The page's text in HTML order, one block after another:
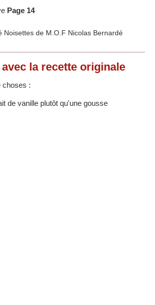
Page 14
avec la recette originale
choses :
de vanille plutôt qu'une gousse